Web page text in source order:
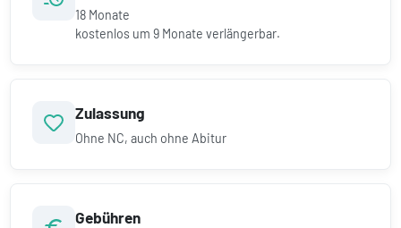
18 Monate
kostenlos um9 Monate verlängerbar.
Zulassung
Ohne NC, auch ohne Abitur
Gebühren